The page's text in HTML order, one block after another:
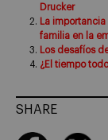
Drucker
La
familia en la
Los desafíos
¿El tiempo
SHARE